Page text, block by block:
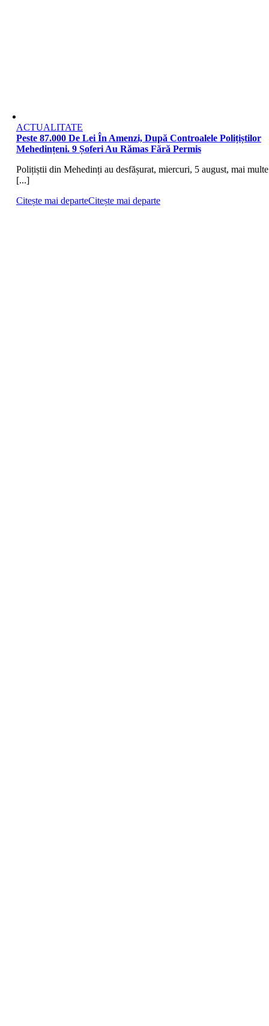
ACTUALITATE
Peste 87.000 De Lei În Amenzi, După Controalele Polițiștilor
Mehedințeni. 9 Șoferi Au Rămas Fără Permis
Polițiștii din Mehedinți au desfășurat, miercuri, 5 august, mai multe
[...]
Citește mai departeCitește mai departe